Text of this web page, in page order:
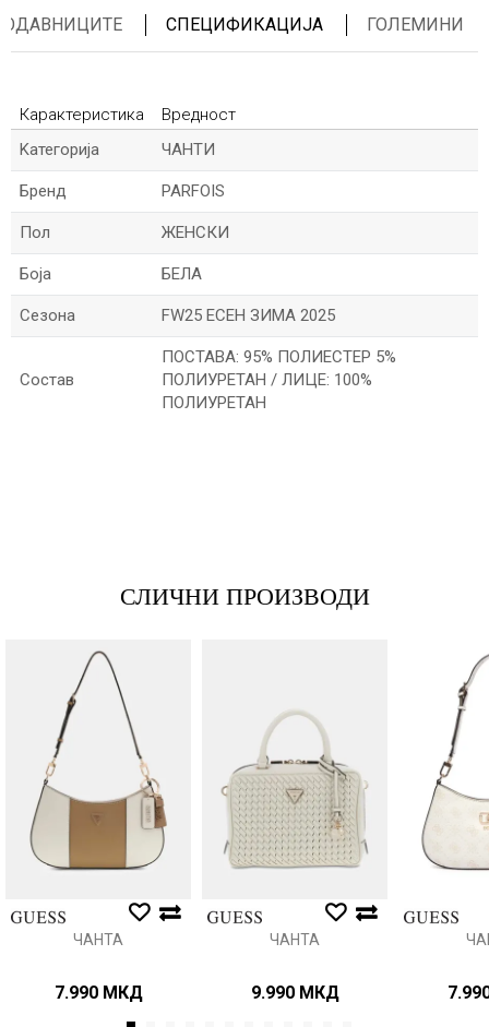
СПЕЦИФИКАЦИЈА ГОЛЕМИНИ
Карактеристика
Вредност
Kатегорија
ЧАНТИ
Бренд PARFOIS
Пол ЖЕНСКИ
Боја БЕЛА
Сезона FW25 ЕСЕН ЗИМА 2025
Состав
ПОСТАВА: 95% ПОЛИЕСТЕР 5%
ПОЛИУРЕТАН / ЛИЦЕ: 100%
ПОЛИУРЕТАН
Анти спам заштита - пресметајте колку е 9 - 4 :
ИСПРАТИ
СЛИЧНИ ПРОИЗВОДИ
ЧАНТА
7.990 МКД
ЧАНТА
9.990 МКД